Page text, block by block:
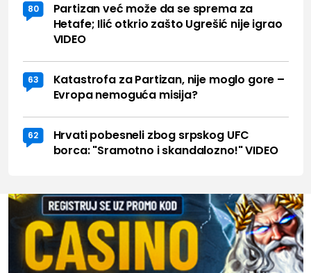
80
Partizan već može da se sprema za
Hetafe; Ilić otkrio zašto Ugrešić nije igrao
VIDEO
63
Katastrofa za Partizan, nije moglo gore –
Evropa nemoguća misija?
62
Hrvati pobesneli zbog srpskog UFC
borca: "Sramotno i skandalozno!" VIDEO